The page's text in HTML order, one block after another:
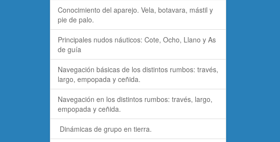
Conocimiento del aparejo. Vela, botavara, mástil y
pie de palo.
Principales nudos náuticos: Cote, Ocho, Llano y As
de guía
Navegación básicas de los distintos rumbos: través,
largo, empopada y ceñida.
Navegación en los distintos rumbos: través, largo,
empopada y ceñida.
Dinámicas de grupo en tierra.